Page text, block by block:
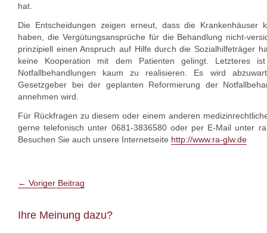
hat.
Die Entscheidungen zeigen erneut, dass die Krankenhäuser
haben, die Vergütungsansprüche für die Behandlung nicht-
prinzipiell einen Anspruch auf Hilfe durch die Sozialhilfeträger
keine Kooperation mit dem Patienten gelingt. Letzteres
Notfallbehandlungen kaum zu realisieren. Es wird
Gesetzgeber bei der geplanten Reformierung der
annehmen wird.
Für Rückfragen zu diesem oder einem anderen
gerne telefonisch unter 0681-3836580 oder per E-Mail unter
Besuchen Sie auch unsere Internetseite http://www.ra-glw.de
← Voriger Beitrag
Ihre Meinung dazu?